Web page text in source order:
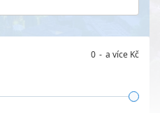
0 a více Kč